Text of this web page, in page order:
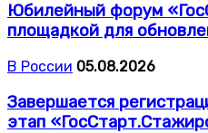
Юбилейный форум
площадкой для
В России 05.08.2026
Завершается
этап